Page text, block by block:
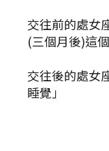
交往前的處女
(三個月後)這
交往後的處女
睡覺」